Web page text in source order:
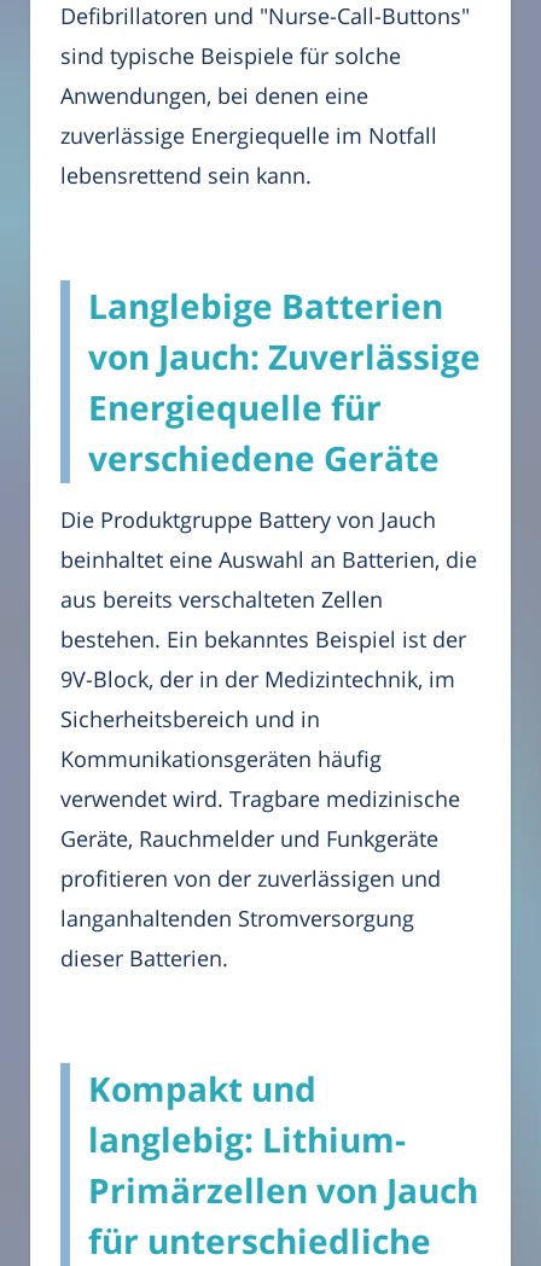
Defibrillatoren und "Nurse-Call-Buttons"
sind typische Beispiele für solche
Anwendungen, bei denen eine
zuverlässige Energiequelle im Notfall
lebensrettend sein kann.
Langlebige Batterien
von Jauch: Zuverlässige
Energiequelle für
verschiedene Geräte
Die Produktgruppe Battery von Jauch
beinhaltet eine Auswahl an Batterien, die
aus bereits verschalteten Zellen
bestehen. Ein bekanntes Beispiel ist der
9V-Block, der in der Medizintechnik, im
Sicherheitsbereich und in
Kommunikationsgeräten häufig
verwendet wird. Tragbare medizinische
Geräte, Rauchmelder und Funkgeräte
profitieren von der zuverlässigen und
langanhaltenden Stromversorgung
dieser Batterien.
Kompakt und
langlebig: Lithium-
Primärzellen von Jauch
für unterschiedliche